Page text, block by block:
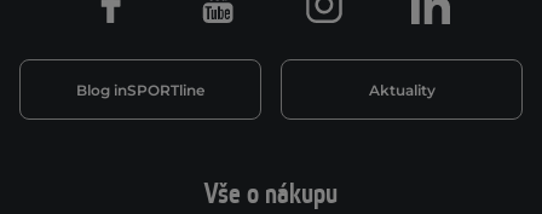
Vše o nákupu
Blog inSPORTline Aktuality
Facebook Youtube Instagram LinkedIn